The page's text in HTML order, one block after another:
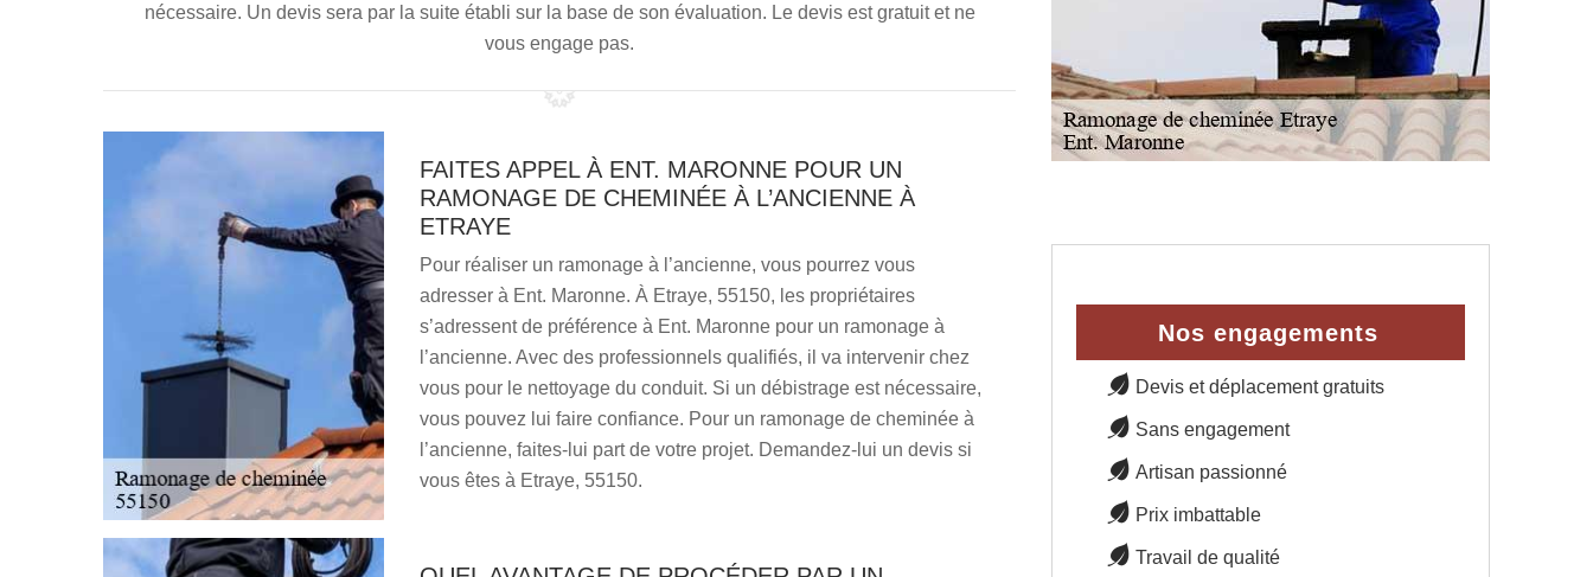
nécessaire. Un devis sera par la suite établi sur la base de son évaluation. Le devis est gratuit et ne
vous engage pas.
FAITES APPEL À ENT. MARONNE POUR UN
RAMONAGE DE CHEMINÉE À L’ANCIENNE À
ETRAYE
Pour réaliser un ramonage à l’ancienne, vous pourrez vous
adresser à Ent. Maronne. À Etraye, 55150, les propriétaires
s’adressent de préférence à Ent. Maronne pour un ramonage à
l’ancienne. Avec des professionnels qualifiés, il va intervenir chez
vous pour le nettoyage du conduit. Si un débistrage est nécessaire,
vous pouvez lui faire confiance. Pour un ramonage de cheminée à
l’ancienne, faites-lui part de votre projet. Demandez-lui un devis si
vous êtes à Etraye, 55150.
Nos engagements
Devis et déplacement gratuits
Sans engagement
Artisan passionné
Prix imbattable
Travail de qualité